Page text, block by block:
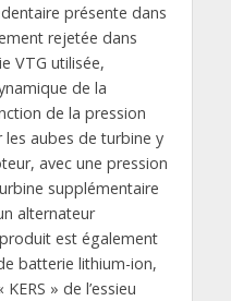
présente dans
rejetée dans
VTG utilisée,
de la
de la pression
les aubes de turbine y
avec une pression
supplémentaire
alternateur
est également
batterie lithium-ion,
» de l’essieu